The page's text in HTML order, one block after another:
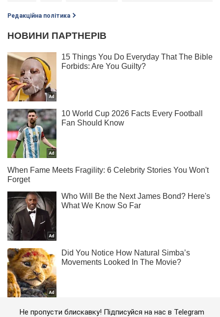
Редакційна політика
Не пропусти блискавку! Підписуйся на нас в Telegram